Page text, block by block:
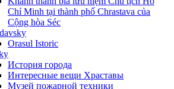
Chí Minh tại thành phố Chrastava của
Cộng hòa Séc
Orasul Istoric
История города
Интересные вещи Храставы
Музей пожарной техники